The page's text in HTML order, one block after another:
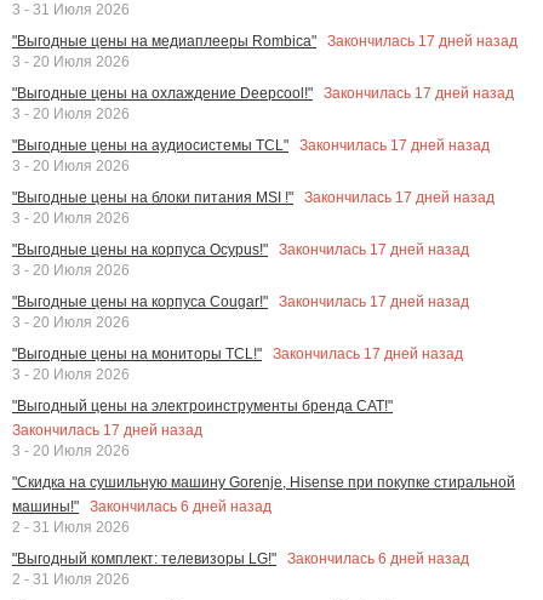
3 - 31 Июля 2026
"Выгодные цены на медиаплееры Rombica"
Закончилась 17 дней назад
3 - 20 Июля 2026
"Выгодные цены на охлаждение Deepcool!"
Закончилась 17 дней назад
3 - 20 Июля 2026
"Выгодные цены на аудиосистемы TCL"
Закончилась 17 дней назад
3 - 20 Июля 2026
"Выгодные цены на блоки питания MSI !"
Закончилась 17 дней назад
3 - 20 Июля 2026
"Выгодные цены на корпуса Ocypus!"
Закончилась 17 дней назад
3 - 20 Июля 2026
"Выгодные цены на корпуса Cougar!"
Закончилась 17 дней назад
3 - 20 Июля 2026
"Выгодные цены на мониторы TCL!"
Закончилась 17 дней назад
3 - 20 Июля 2026
"Выгодный цены на электроинструменты бренда CAT!"
Закончилась 17 дней назад
3 - 20 Июля 2026
"Скидка на сушильную машину Gorenje, Hisense при покупке стиральной
машины!"
Закончилась 6 дней назад
2 - 31 Июля 2026
"Выгодный комплект: телевизоры LG!"
Закончилась 6 дней назад
2 - 31 Июля 2026